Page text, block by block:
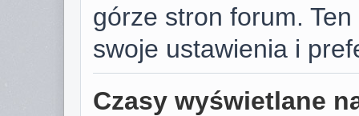
górze stron forum.
swoje ustawienia i
Czasy wyświetlane